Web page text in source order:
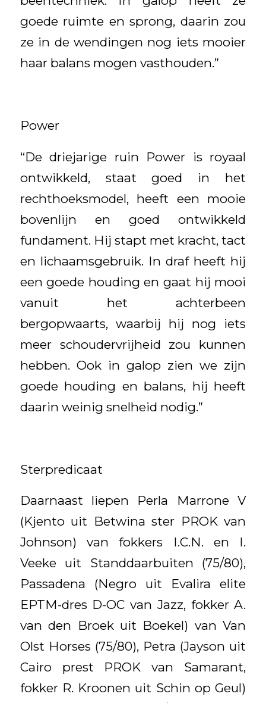
goede ruimte en sprong, daarin zou
ze in de wendingen nog iets mooier
haar balans mogen vasthouden.”
Power
“De driejarige ruin Power is royaal
ontwikkeld, staat goed in het
rechthoeksmodel, heeft een mooie
bovenlijn en goed ontwikkeld
fundament. Hij stapt met kracht, tact
en lichaamsgebruik. In draf heeft hij
een goede houding en gaat hij mooi
vanuit het achterbeen
bergopwaarts, waarbij hij nog iets
meer schoudervrijheid zou kunnen
hebben. Ook in galop zien we zijn
goede houding en balans, hij heeft
daarin weinig snelheid nodig.”
Sterpredicaat
Daarnaast liepen Perla Marrone V
(Kjento uit Betwina ster PROK van
Johnson) van fokkers I.C.N. en I.
Veeke uit Standdaarbuiten (75/80),
Passadena (Negro uit Evalira elite
EPTM-dres D-OC van Jazz, fokker A.
van den Broek uit Boekel) van Van
Olst Horses (75/80), Petra (Jayson uit
Cairo prest PROK van Samarant,
fokker R. Kroonen uit Schin op Geul)